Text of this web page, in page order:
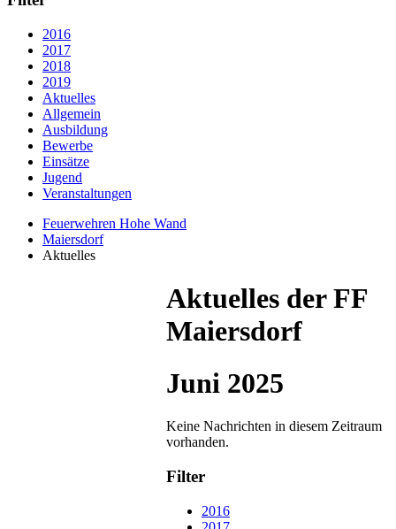
2016
2017
2018
2019
Aktuelles
Allgemein
Ausbildung
Bewerbe
Einsätze
Jugend
Veranstaltungen
Feuerwehren Hohe Wand
Maiersdorf
Aktuelles
Aktuelles der FF
Maiersdorf
Juni 2025
Keine Nachrichten in diesem Zeitraum
vorhanden.
Filter
2016